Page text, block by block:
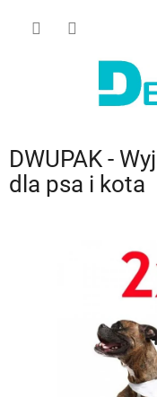
DWUPAK -
dla psa i kota